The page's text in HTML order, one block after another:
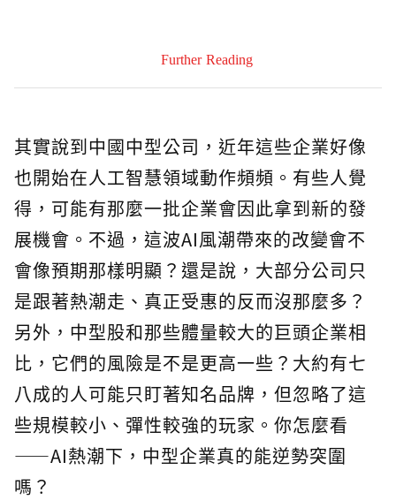
Further Reading
其實說到中國中型公司，近年這些企業好像
也開始在人工智慧領域動作頻頻。有些人覺
得，可能有那麼一批企業會因此拿到新的發
展機會。不過，這波AI風潮帶來的改變會不
會像預期那樣明顯？還是說，大部分公司只
是跟著熱潮走、真正受惠的反而沒那麼多？
另外，中型股和那些體量較大的巨頭企業相
比，它們的風險是不是更高一些？大約有七
八成的人可能只盯著知名品牌，但忽略了這
些規模較小、彈性較強的玩家。你怎麼看
——AI熱潮下，中型企業真的能逆勢突圍
嗎？